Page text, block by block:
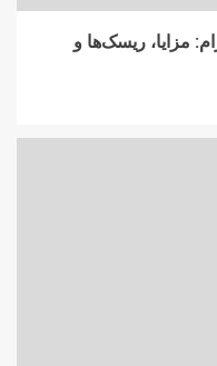
مزایا، ریسک‌ها و